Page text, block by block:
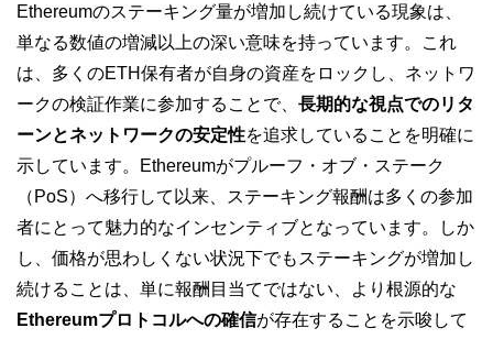
Ethereumのステーキング量が増加し続けている現象は、
単なる数値の増減以上の深い意味を持っています。これ
は、多くのETH保有者が自身の資産をロックし、ネットワ
ークの検証作業に参加することで、 長期的な視点でのリタ
ーンとネットワークの安定性を追求していることを明確に
示しています。Ethereumがプルーフ・オブ・ステーク
（PoS）へ移行して以来、ステーキング報酬は多くの参加
者にとって魅力的なインセンティブとなっています。しか
し、価格が思わしくない状況下でもステーキングが増加し
続けることは、単に報酬目当てではない、より根源的な
Ethereumプロトコルへの確信が存在することを示唆して